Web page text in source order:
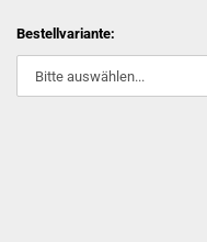
Bestellvariante: